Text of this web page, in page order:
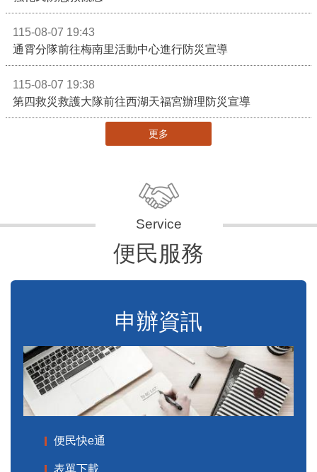
115-08-07 19:43
通霄分隊前往梅南里活動中心進行防災宣導
115-08-07 19:38
第四救災救護大隊前往西湖天福宮辦理防災宣導
更多
便民服務
申辦資訊
便民快e通
表單下載